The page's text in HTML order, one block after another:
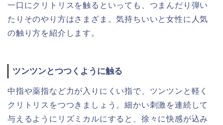
一口にクリトリスを触るといっても、つまんだり弾い
たりそのやり方はさまざま。気持ちいいと女性に人気
の触り方を紹介します。
ツンツンとつつくように触る
中指や薬指など力が入りにくい指で、ツンツンと軽く
クリトリスをつつきましょう。細かい刺激を連続して
与えるようにリズミカルにすると、徐々に快感が込み